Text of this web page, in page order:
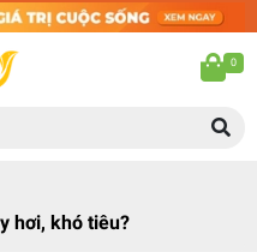
0
hơi, khó tiêu?